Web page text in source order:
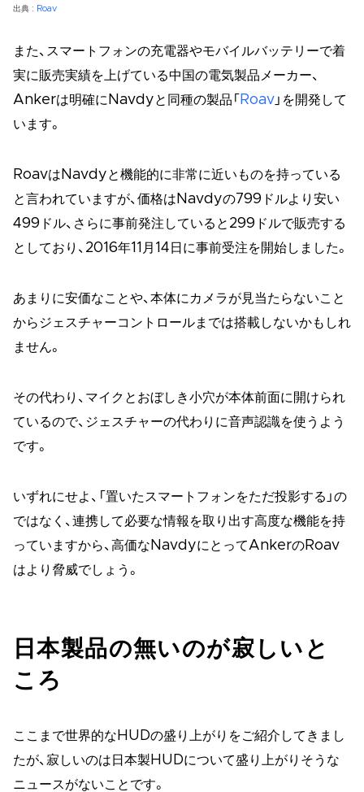
出典 : Roav
また、スマートフォンの充電器やモバイルバッテリーで着
実に販売実績を上げている中国の電気製品メーカー、
Ankerは明確にNavdyと同種の製品「 Roav 」を開発して
います。
RoavはNavdyと機能的に非常に近いものを持っている
と言われていますが、価格はNavdyの799ドルより安い
499ドル、さらに事前発注していると299ドルで販売する
としており、2016年11月14日に事前受注を開始しました。
あまりに安価なことや、本体にカメラが見当たらないこと
からジェスチャーコントロールまでは搭載しないかもしれ
ません。
その代わり、マイクとおぼしき小穴が本体前面に開けられ
ているので、ジェスチャーの代わりに音声認識を使うよう
です。
いずれにせよ、「置いたスマートフォンをただ投影する」の
ではなく、連携して必要な情報を取り出す高度な機能を持
っていますから、高価なNavdyにとってAnkerのRoav
はより脅威でしょう。
日本製品の無いのが寂しいと
ころ
ここまで世界的なHUDの盛り上がりをご紹介してきまし
たが、寂しいのは日本製HUDについて盛り上がりそうな
ニュースがないことです。